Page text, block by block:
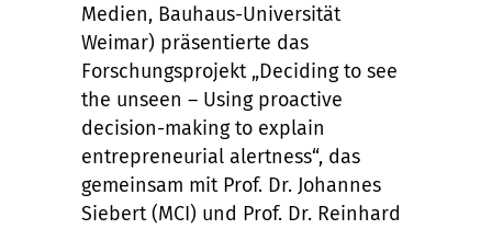
Medien, Bauhaus-Universität
Weimar) präsentierte das
Forschungsprojekt „Deciding to see
the unseen – Using proactive
decision-making to explain
entrepreneurial alertness“, das
gemeinsam mit Prof. Dr. Johannes
Siebert (MCI) und Prof. Dr. Reinhard